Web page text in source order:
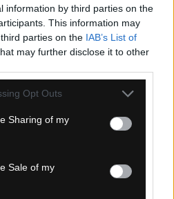
information by third parties on the
This information may
parties on the IAB’s List of
may further disclose it to other
Opt Outs
Sharing of my
Sale of my
1-3 dní